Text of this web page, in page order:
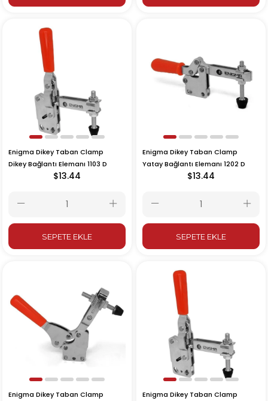
Enigma Dikey Taban Clamp
Dikey Bağlantı Elemanı 1103 D
$13.44
SEPETE EKLE
Enigma Dikey Taban Clamp
Yatay Bağlantı Elemanı 1202 D
$13.44
SEPETE EKLE
Enigma Dikey Taban Clamp
Enigma Dikey Taban Clamp